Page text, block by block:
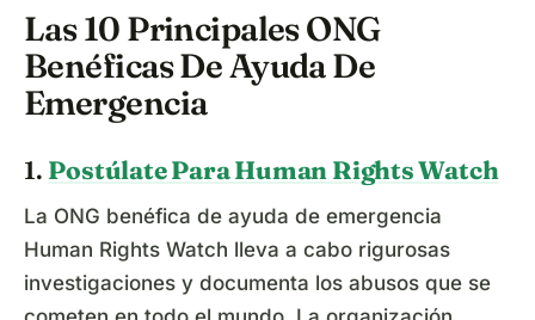
Las 10 Principales ONG
Benéficas De Ayuda De
Emergencia
1. Postúlate Para Human Rights Watch
La ONG benéfica de ayuda de emergencia
Human Rights Watch lleva a cabo rigurosas
investigaciones y documenta los abusos que se